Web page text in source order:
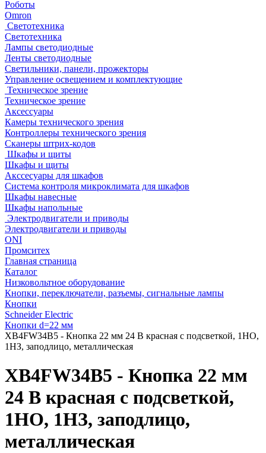
Роботы
Omron
Светотехника
Светотехника
Лампы светодиодные
Ленты светодиодные
Светильники, панели, прожекторы
Управление освещением и комплектующие
Техническое зрение
Техническое зрение
Аксессуары
Камеры технического зрения
Контроллеры технического зрения
Сканеры штрих-кодов
Шкафы и щиты
Шкафы и щиты
Акссесуары для шкафов
Система контроля микроклимата для шкафов
Шкафы навесные
Шкафы напольные
Электродвигатели и приводы
Электродвигатели и приводы
ONI
Промситех
Главная страница
Каталог
Низковольтное оборудование
Кнопки, переключатели, разъемы, сигнальные лампы
Кнопки
Schneider Electric
Кнопки d=22 мм
XB4FW34B5 - Кнопка 22 мм 24 В красная с подсветкой, 1НО,
1НЗ, заподлицо, металлическая
XB4FW34B5 - Кнопка 22 мм
24 В красная с подсветкой,
1НО, 1НЗ, заподлицо,
металлическая